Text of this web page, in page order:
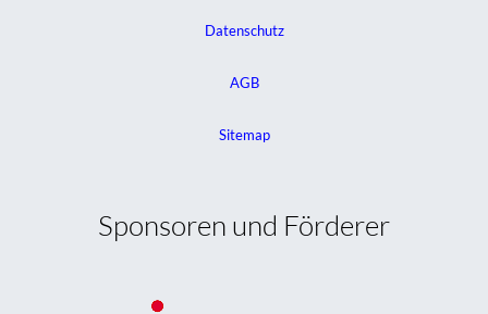
Datenschutz
AGB
Sitemap
Sponsoren und Förderer